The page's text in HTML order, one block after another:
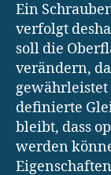
Ein
verfolgt
soll die
verändern,
gewährleistet
definierte
bleibt, dass
werden